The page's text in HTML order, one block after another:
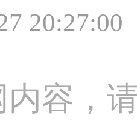
20:27:00
容，